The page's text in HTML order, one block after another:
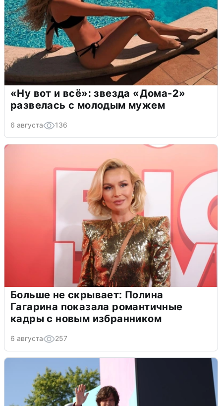
«Ну вот и всё»: звезда «Дома-2»
развелась с молодым мужем
6 августа 136
Больше не скрывает: Полина
Гагарина показала романтичные
кадры с новым избранником
6 августа 257